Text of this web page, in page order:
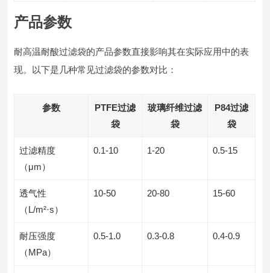
产品参数
耐高温耐酸过滤袋的产品参数直接影响其在实际应用中的表
现。以下是几种常见过滤袋的参数对比：
参数
PTFE过滤
袋
玻璃纤维过滤
袋
P84过滤
袋
过滤精度
（μm）
0.1-10 1-20 0.5-15
透气性
（L/m²·s）
10-50 20-80 15-60
耐压强度
（MPa）
0.5-1.0 0.3-0.8 0.4-0.9